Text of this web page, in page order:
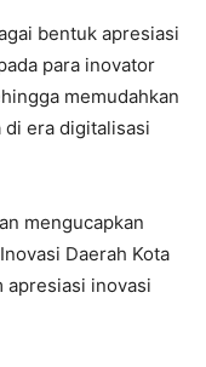
bentuk apresiasi
para inovator
memudahkan
di era digitalisasi
mengucapkan
Daerah Kota
apresiasi inovasi